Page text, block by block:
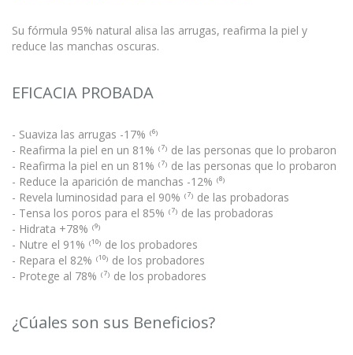
Su fórmula 95% natural alisa las arrugas, reafirma la piel y
reduce las manchas oscuras.
EFICACIA PROBADA
- Suaviza las arrugas -17% ⁽⁶⁾
- Reafirma la piel en un 81% ⁽⁷⁾ de las personas que lo probaron
- Reafirma la piel en un 81% ⁽⁷⁾ de las personas que lo probaron
- Reduce la aparición de manchas -12% ⁽⁸⁾
- Revela luminosidad para el 90% ⁽⁷⁾ de las probadoras
- Tensa los poros para el 85% ⁽⁷⁾ de las probadoras
- Hidrata +78% ⁽⁹⁾
- Nutre el 91% ⁽¹⁰⁾ de los probadores
- Repara el 82% ⁽¹⁰⁾ de los probadores
- Protege al 78% ⁽⁷⁾ de los probadores
¿Cúales son sus Beneficios?